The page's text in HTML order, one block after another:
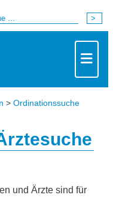
> Ordinationssuche
und Ärzte sind für